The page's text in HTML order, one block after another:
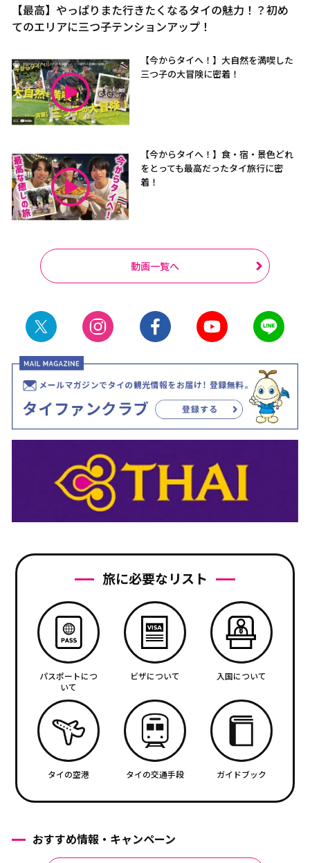
【最高】やっぱりまた行きたくなるタイの魅力！？初め
てのエリアに三つ子テンションアップ！
【今からタイへ！】大自然を満喫した
三つ子の大冒険に密着！
【今からタイへ！】食・宿・景色どれ
をとっても最高だったタイ旅行に密
着！
動画一覧へ
旅に必要なリスト
パスポートにつ
いて
ビザについて 入国について
タイの空港 タイの交通手段 ガイドブック
おすすめ情報・キャンペーン